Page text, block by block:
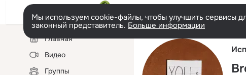
Мы используем cookie-файлы, чтобы улучшить сервисы
законный представитель. Больше информации
Левая
колонкаГлавная
Видео
Группы